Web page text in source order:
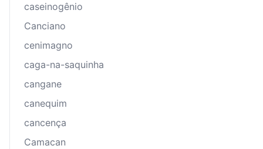
caseinogênio
Canciano
cenimagno
caga-na-saquinha
cangane
canequim
cancença
Camacan